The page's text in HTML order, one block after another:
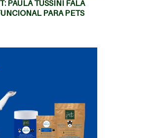
PAULA TUSSINI FALA
PARA PETS